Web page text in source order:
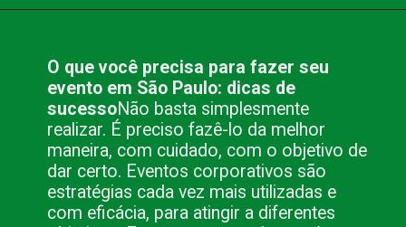
O que você precisa para fazer seu
evento em São Paulo: dicas de
sucessoNão basta simplesmente
realizar. É preciso fazê-lo da melhor
maneira, com cuidado, com o objetivo de
dar certo. Eventos corporativos são
estratégias cada vez mais utilizadas e
com eficácia, para atingir a diferentes